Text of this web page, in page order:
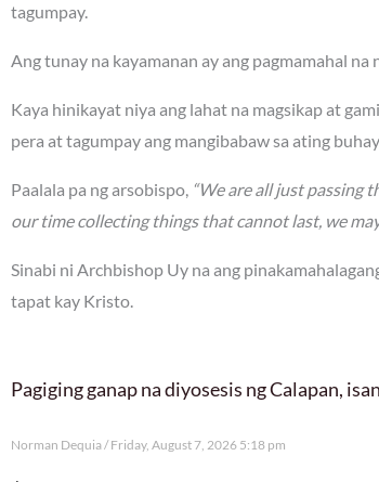
tagumpay.
Ang tunay na kayamanan ay ang pagmamahal
Kaya hinikayat niya ang lahat na magsikap at
pera at tagumpay ang mangibabaw sa ating
Paalala pa ng arsobispo, “We are all just passing
our time collecting things that cannot last, we
Sinabi ni Archbishop Uy na ang
tapat kay Kristo.
Pagiging ganap na diyosesis ng Calapan,
Norman Dequia Friday, August 7, 2026 5:18 pm